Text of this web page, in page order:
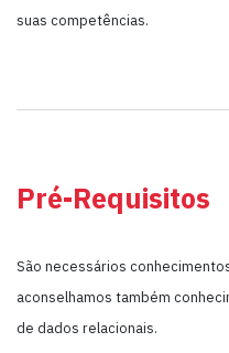
suas competências.
Pré-Requisitos
São necessários
aconselhamos também
de dados relacionais.